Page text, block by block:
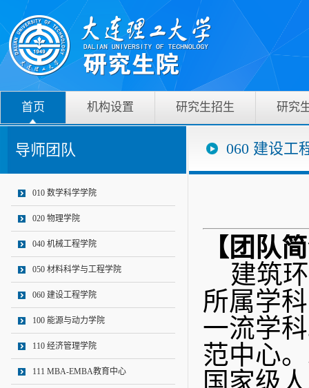
首页 机构设置 研究生招生 研究
导师团队
010 数学科学学院
020 物理学院
040 机械工程学院
050 材料科学与工程学院
060 建设工程学院
100 能源与动力学院
110 经济管理学院
111 MBA-EMBA教育中心
060 建设工
【团队
建筑
所属学
一流学
范中心
国家级